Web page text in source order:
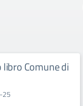
Comune di
25